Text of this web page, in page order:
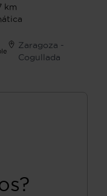
km
Zaragoza -
Cogullada